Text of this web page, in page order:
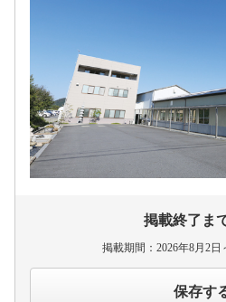
掲載終了ま
掲載期間：2026年8月2日
保存す